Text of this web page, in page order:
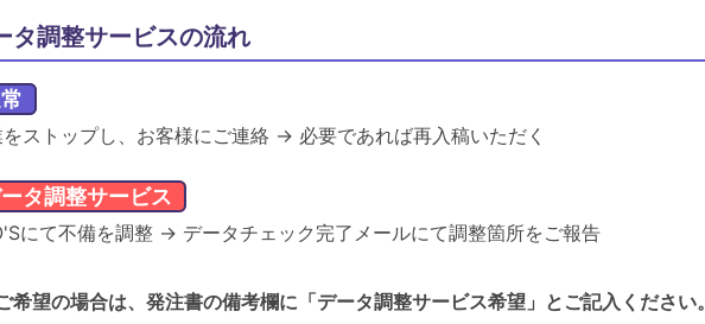
タ調整サービスの流れ
ストップし、お客様にご連絡 → 必要であれば再入稿いただく
タ調整サービス
にて不備を調整 → データチェック完了メールにて調整箇所をご報告
希望の場合は、発注書の備考欄に「データ調整サービス希望」とご記入ください。